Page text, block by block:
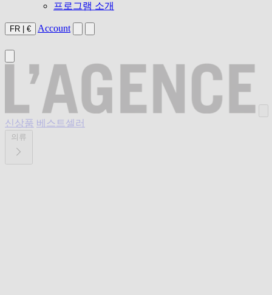
프로그램 소개
FR € Account
신상품 베스트셀러
의류